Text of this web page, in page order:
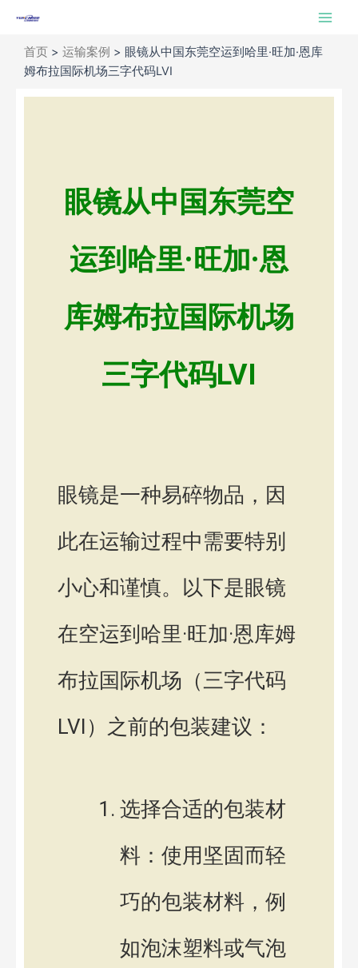
Main
首页 > 运输案例 > 眼镜从中国东莞空运到哈里·旺加·恩库
姆布拉国际机场三字代码LVI
眼镜从中国东莞空
运到哈里·旺加·恩
库姆布拉国际机场
三字代码LVI
眼镜是一种易碎物品，因
此在运输过程中需要特别
小心和谨慎。以下是眼镜
在空运到哈里·旺加·恩库姆
布拉国际机场（三字代码
LVI）之前的包装建议：
选择合适的包装材
料：使用坚固而轻
巧的包装材料，例
如泡沫塑料或气泡